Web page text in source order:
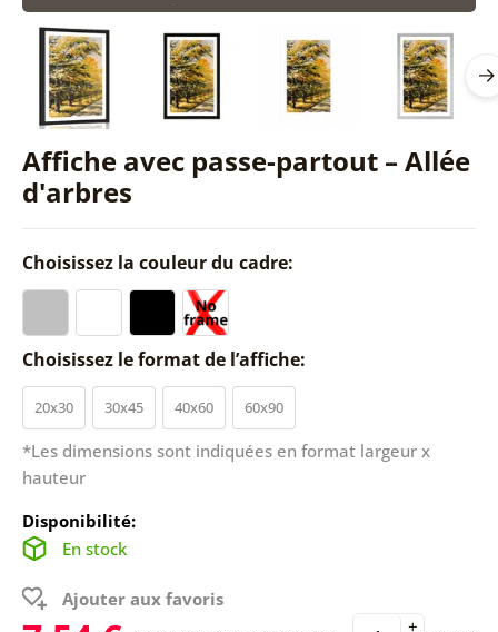
Affiche avec passe-partout – Allée
d'arbres
Choisissez la couleur du cadre:
Choisissez le format de l’affiche:
20x30 30x45 40x60 60x90
*Les dimensions sont indiquées en format largeur x
hauteur
Disponibilité:
En stock
Ajouter aux favoris
+